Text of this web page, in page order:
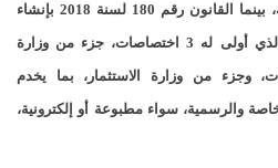
لها إدارة شؤون الصحافة الرسمية، بينما القانون رقم 180 لسنة 2018 بإنشاء
المجلس الأعلى لتنظيم الإعلام، الذي أولى له 3 اختصاصات، جزء من وزارة
وجزء من وزارة الاستثمار، بما يخدم
والرسمية، سواء مطبوعة أو إلكترونية،